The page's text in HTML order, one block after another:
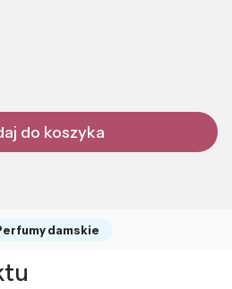
do koszyka
damskie